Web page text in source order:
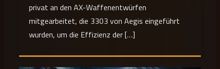
privat an den AX-Waffenentwürfen
mitgearbeitet, die 3303 von Aegis eingeführt
wurden, um die Effizienz der […]